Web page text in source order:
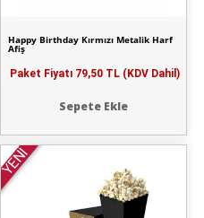
Happy Birthday Kırmızı Metalik Harf
Afiş
Paket Fiyatı 79,50 TL (KDV Dahil)
Sepete Ekle
YENİ